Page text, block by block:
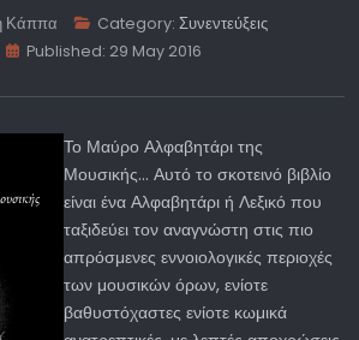
Κάππα Category:Συνεντεύξεις
Published: 29 May 2016
Το Μαύρο Αλφαβητάρι της
Μουσικής… Αυτό το σκοτεινό βιβλίο
είναι ένα Αλφαβητάρι ή Λεξικό που
ταξιδεύει τον αναγνώστη στις πιο
απρόσμενες εννοιολογικές περιοχές
των μουσικών όρων, ενίοτε
βαθυστόχαστες ενίοτε κωμικά